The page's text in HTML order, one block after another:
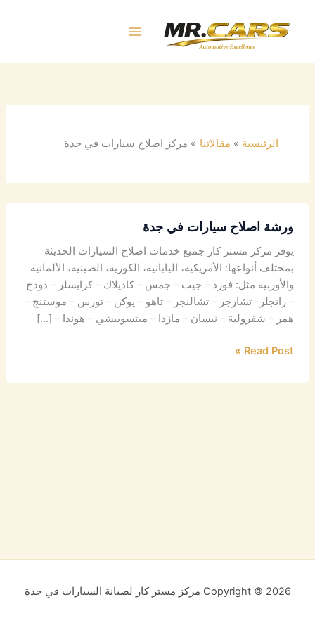
المحتوى
الرئيسية مقالاتنا مركز اصلاح سيارات في جدة
ورشة اصلاح سيارات في جدة
يوفر مركز مستر كار جميع خدمات اصلاح السيارات الحديثة
بمختلف أنواعها: الأمريكية، اليابانية، الكورية، الصينية، الألمانية
والأوربية مثل: فورد – جيب – جمس – كاديلاك – كرايسلر – دودج
– رانجلر- تشارجر – تشالنجر – تاهو – يوكن – تورس – موستنج –
همر – شفرولية – نيسان – مازدا – ميتسوبيشي – هوندا – […]
Read Post »
Copyright © 2026 مركز مستر كار لصيانة السيارات في جدة